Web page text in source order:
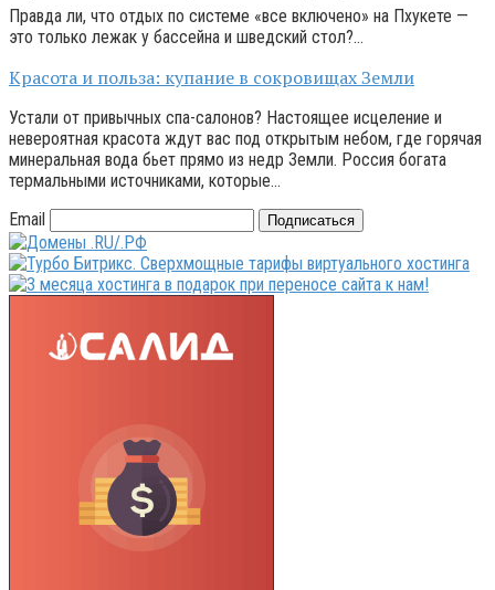
Правда ли, что отдых по системе «все включено» на Пхукете —
это только лежак у бассейна и шведский стол?…
Красота и польза: купание в сокровищах Земли
Устали от привычных спа-салонов? Настоящее исцеление и
невероятная красота ждут вас под открытым небом, где горячая
минеральная вода бьет прямо из недр Земли. Россия богата
термальными источниками, которые…
Email
Подписаться